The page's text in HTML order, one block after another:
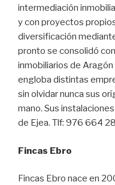
intermediación
y con proyectos
diversificación
pronto se consolidó
inmobiliarios de Aragón
engloba distintas
sin olvidar nunca sus
mano. Sus
de Ejea. Tlf: 976 664
Fincas Ebro
Fincas Ebro nace en